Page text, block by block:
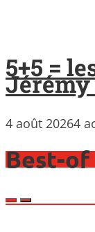
5+5 =
Jérémy
4 août 20264
Best-of